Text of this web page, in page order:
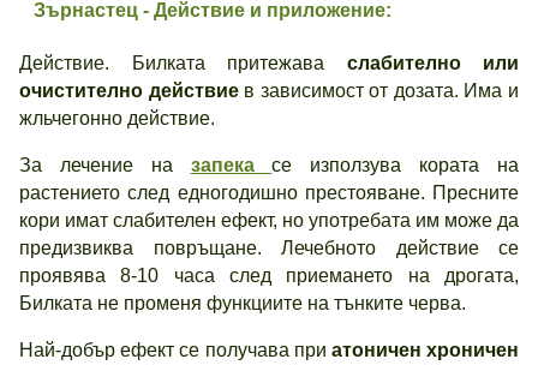
Зърнастец - Действие и приложение:
Действие. Билката притежава слабително или
очистително действиев зависимост от дозата. Има и
жльчегонно действие.
За лечение на запекасе използува кората на
растението след едногодишно престояване. Пресните
кори имат слабителен ефект, но употребата им може да
предизвиква повръщане. Лечебното действие се
проявява 8-10 часа след приемането на дрогата,
Билката не променя функциите на тънките черва.
Най-добър ефект се получава при атоничен хроничен